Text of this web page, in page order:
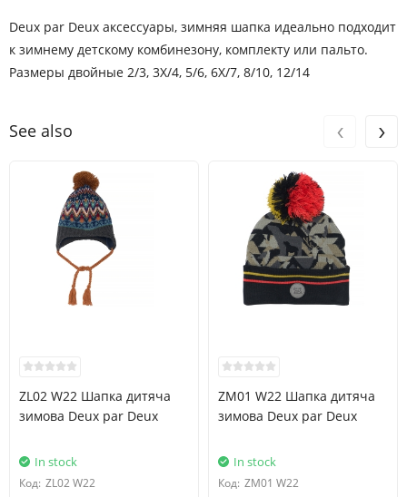
Deux par Deux аксессуары, зимняя шапка идеально подходит
к зимнему детскому комбинезону, комплекту или пальто.
Размеры двойные 2/3, 3X/4, 5/6, 6X/7, 8/10, 12/14
See also
ZL02 W22 Шапка дитяча
зимова Deux par Deux
In stock
Код: ZL02 W22
ZM01 W22 Шапка дитяча
зимова Deux par Deux
In stock
Код: ZM01 W22
‹ ›